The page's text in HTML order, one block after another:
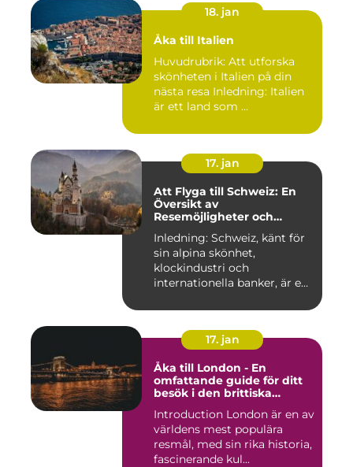
18. jan
Åka till Italien
Huvudrubrik: Att utforska
skönheten i Italien på din
nästa resa Inledning: Italien
är ett land som ...
17. jan
Att Flyga till Schweiz: En
Översikt av
Resemöjligheter och
Nackdelar
Inledning: Schweiz, känt för
sin alpina skönhet,
klockindustri och
internationella banker, är en
17. jan
Åka till London - En
omfattande guide för ditt
besök i den brittiska
Introduction London är en av
världens mest populära
resmål, med sin rika historia,
fascinerande kul...